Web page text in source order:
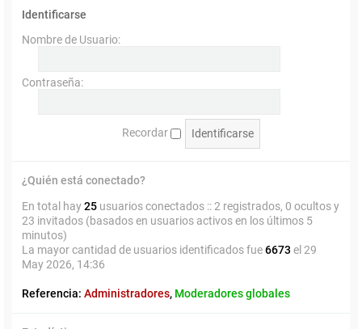
Identificarse
Nombre de Usuario:
Contraseña:
Recordar
¿Quién está conectado?
En total hay25 usuarios conectados :: 2 registrados, 0 ocultos y
23 invitados (basados en usuarios activos en los últimos 5
minutos)
La mayor cantidad de usuarios identificados fue6673 el 29
May 2026, 14:36
Referencia: Administradores, Moderadores globales